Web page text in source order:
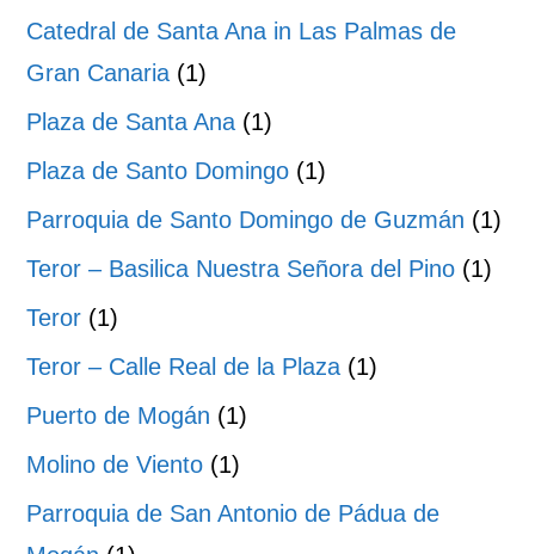
Catedral de Santa Ana in Las Palmas de
Gran Canaria (1)
Plaza de Santa Ana (1)
Plaza de Santo Domingo (1)
Parroquia de Santo Domingo de Guzmán (1)
Teror – Basilica Nuestra Señora del Pino (1)
Teror (1)
Teror – Calle Real de la Plaza (1)
Puerto de Mogán (1)
Molino de Viento (1)
Parroquia de San Antonio de Pádua de